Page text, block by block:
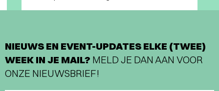
NIEUWS EN EVENT-UPDATES ELKE (TWEE)
WEEK IN JE MAIL? MELD JE DAN AAN VOOR
ONZE NIEUWSBRIEF!